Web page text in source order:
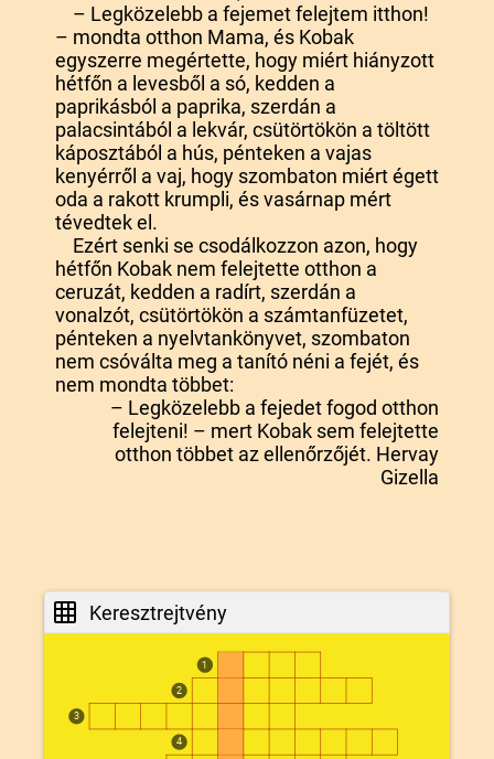
– Legközelebb a fejemet felejtem itthon!
– mondta otthon Mama, és Kobak
egyszerre megértette, hogy miért hiányzott
hétfőn a levesből a só, kedden a
paprikásból a paprika, szerdán a
palacsintából a lekvár, csütörtökön a töltött
káposztából a hús, pénteken a vajas
kenyérről a vaj, hogy szombaton miért égett
oda a rakott krumpli, és vasárnap mért
tévedtek el.
Ezért senki se csodálkozzon azon, hogy
hétfőn Kobak nem felejtette otthon a
ceruzát, kedden a radírt, szerdán a
vonalzót, csütörtökön a számtanfüzetet,
pénteken a nyelvtankönyvet, szombaton
nem csóválta meg a tanító néni a fejét, és
nem mondta többet:
– Legközelebb a fejedet fogod otthon
felejteni! – mert Kobak sem felejtette
otthon többet az ellenőrzőjét. Hervay
Gizella
Keresztrejtvény
1
2
3
4